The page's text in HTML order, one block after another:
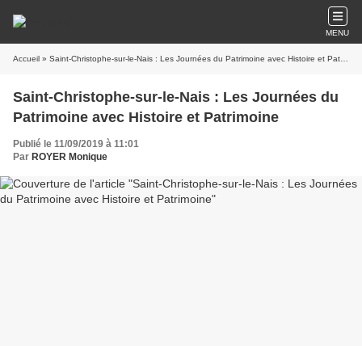
MENU
Accueil » Saint-Christophe-sur-le-Nais : Les Journées du Patrimoine avec Histoire et Patrimoine
Saint-Christophe-sur-le-Nais : Les Journées du
Patrimoine avec Histoire et Patrimoine
Publié le 11/09/2019 à 11:01
Par ROYER Monique